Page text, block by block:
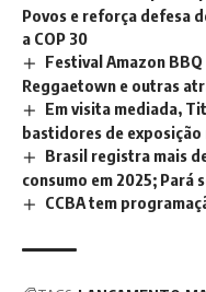
Povos e reforça defesa
a COP 30
Festival Amazon
Reggaetown e outras
Em visita mediada,
bastidores de exposição
Brasil registra mais
consumo em 2025; Pará
CCBA tem